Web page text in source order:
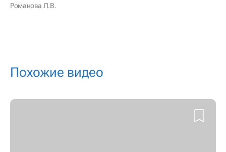
Романова Л.В.
Похожие видео